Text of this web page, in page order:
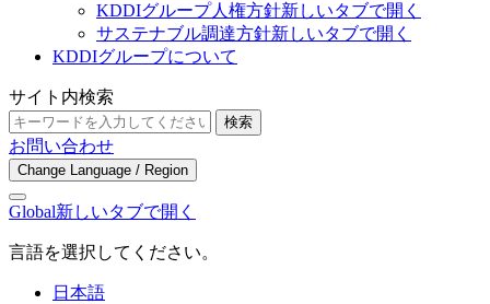
KDDIグループ人権方針新しいタブで開く
サステナブル調達方針新しいタブで開く
KDDIグループについて
サイト内検索
検索
お問い合わせ
Change Language / Region
Global新しいタブで開く
言語を選択してください。
日本語